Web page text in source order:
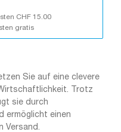
CHF 15.00
gratis
Sie auf eine clevere
Trotz
sie durch
ermöglicht einen
Versand.